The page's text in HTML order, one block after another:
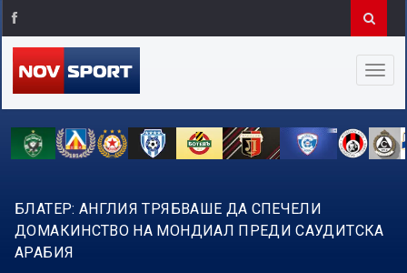
БЛАТЕР: АНГЛИЯ ТРЯБВАШЕ ДА СПЕЧЕЛИ
ДОМАКИНСТВО НА МОНДИАЛ ПРЕДИ САУДИТСКА
АРАБИЯ